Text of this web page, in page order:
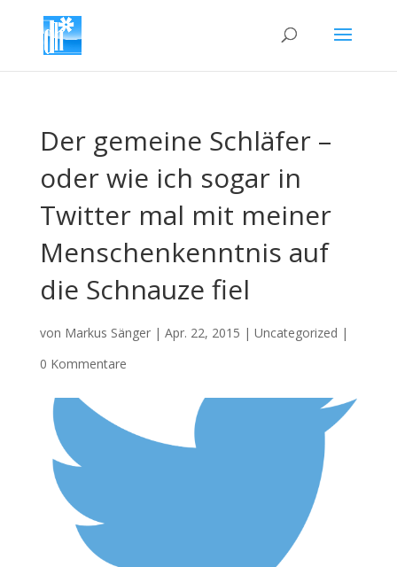
Der gemeine Schläfer –
oder wie ich sogar in
Twitter mal mit meiner
Menschenkenntnis auf
die Schnauze fiel
von Markus Sänger| Apr. 22, 2015 | Uncategorized |
0 Kommentare